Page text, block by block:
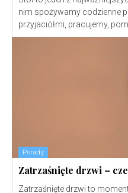
nim spożywamy codzienne
przyjaciółmi, pracujemy,
Porady
Zatrzaśnięte drzwi –
Zatrzaśnięte drzwi to